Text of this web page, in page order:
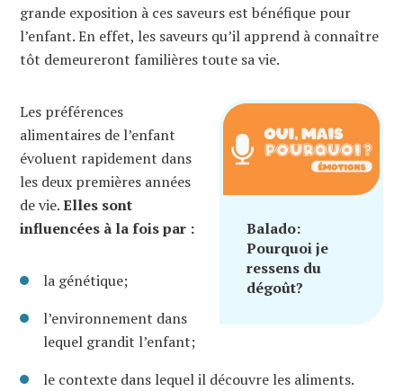
grande exposition à ces saveurs est bénéfique pour
l’enfant. En effet, les saveurs qu’il apprend à connaître
tôt demeureront familières toute sa vie.
Balado:
Pourquoi je
ressens du
dégoût?
Les préférences
alimentaires de l’enfant
évoluent rapidement dans
les deux premières années
de vie.Elles sont
influencées à la fois par :
la génétique;
l’environnement dans
lequel grandit l’enfant;
le contexte dans lequel il découvre les aliments.